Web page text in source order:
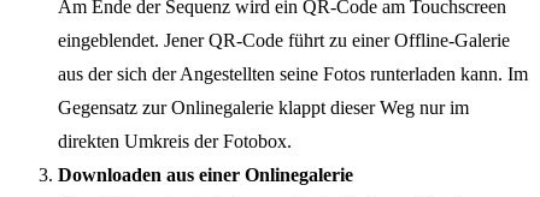
Am Ende der Sequenz wird ein QR-Code am Touchscreen
eingeblendet. Jener QR-Code führt zu einer Offline-Galerie
aus der sich der Angestellten seine Fotos runterladen kann. Im
Gegensatz zur Onlinegalerie klappt dieser Weg nur im
direkten Umkreis der Fotobox.
Downloaden aus einer Onlinegalerie